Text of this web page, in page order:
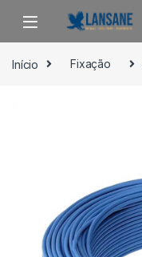
Saltar para navegação
Pular para o conteúdo
Início Fixação